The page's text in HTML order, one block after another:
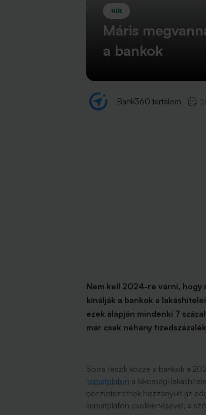
HÍR
Máris
a bankok
Bank360 tartalom
Nem kell 2024-re várni, hogy
kínálják a bankok a
ezek alapján mindenki 7
már csak néhány
Sorra teszik közzé a bankok a
kamatplafon a lakossági
pénzintézetnek hozzányúlt az
kamatplafon csökkenésével, a